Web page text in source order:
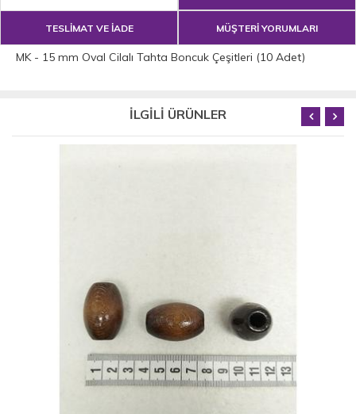
TESLİMAT VE İADE MÜŞTERİ YORUMLARI
MK - 15 mm Oval Cilalı Tahta Boncuk Çeşitleri (10 Adet)
İLGİLİ ÜRÜNLER